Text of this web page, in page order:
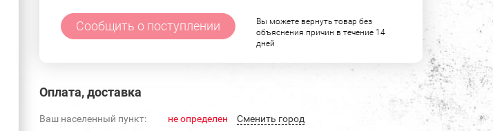
Сообщить о поступлении
Вы можете вернуть товар без
объяснения причин в течение 14
дней
Оплата, доставка
Ваш населенный пункт: не определен Cменить город